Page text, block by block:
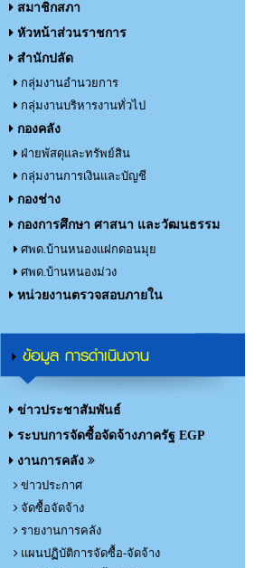
สมาชิกสภา
หัวหน้าส่วนราชการ
สำนักปลัด
กลุ่มงานอำนวยการ
กลุ่มงานบริหารงานทั่วไป
กองคลัง
ฝ่ายพัสดุและทรัพย์สิน
กลุ่มงานการเงินและบัญชี
กองช่าง
กองการศึกษา ศาสนา และวัฒนธรรม
ศพด.บ้านหนองแฝกดอนมุย
ศพด.บ้านหนองม่วง
หน่วยงานตรวจสอบภายใน
ข้อมูล การดำเนินงาน
ข่าวประชาสัมพันธ์
ระบบการจัดซื้อจัดจ้างภาครัฐ EGP
งานการคลัง
ข่าวประกาศ
จัดซื้อจัดจ้าง
รายงานการคลัง
แผนปฏิบัติการจัดซื้อ-จัดจ้าง